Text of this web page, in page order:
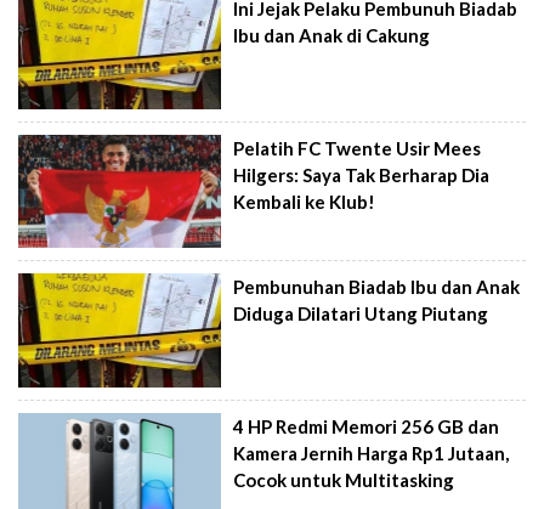
Ini Jejak Pelaku Pembunuh Biadab
Ibu dan Anak di Cakung
Pelatih FC Twente Usir Mees
Hilgers: Saya Tak Berharap Dia
Kembali ke Klub!
Pembunuhan Biadab Ibu dan Anak
Diduga Dilatari Utang Piutang
4 HP Redmi Memori 256 GB dan
Kamera Jernih Harga Rp1 Jutaan,
Cocok untuk Multitasking